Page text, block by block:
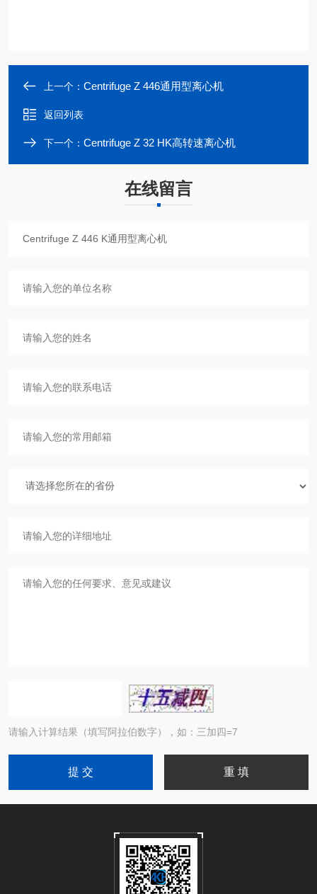
上一个： Centrifuge Z 446通用型离心机
返回列表
下一个： Centrifuge Z 32 HK高转速离心机
在线留言
请输入计算结果（填写阿拉伯数字），如：三加四=7